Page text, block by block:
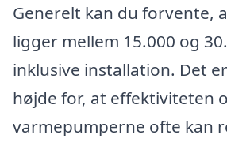
Generelt kan du forvente,
ligger mellem 15.000 og
inklusive installation. Det
højde for, at effektiviteten
varmepumperne ofte kan